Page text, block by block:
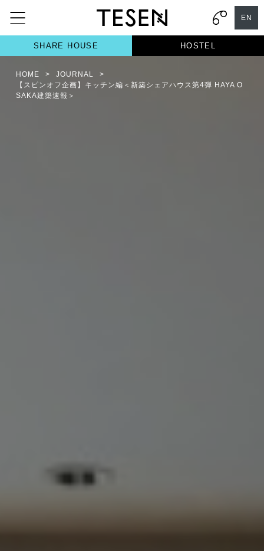
EN
SHARE HOUSE HOSTEL
HOME > JOURNAL
>
【スピンオフ企画】キッチン編＜新築シェアハウス第4弾 HAYA O
SAKA建築速報＞